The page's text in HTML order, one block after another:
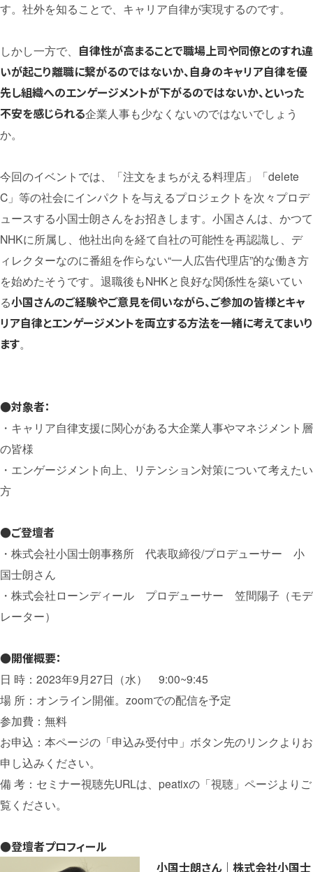
す。社外を知ることで、キャリア自律が実現するのです。
しかし一方で、 自律性が高まることで職場上司や同僚とのすれ違
いが起こり離職に繋がるのではないか、自身のキャリア自律を優
先し組織へのエンゲージメントが下がるのではないか、といった
不安を感じられる企業人事も少なくないのではないでしょう
か。
今回のイベントでは、「注文をまちがえる料理店」「delete
C」等の社会にインパクトを与えるプロジェクトを次々プロデ
ュースする小国士朗さんをお招きします。小国さんは、かつて
NHKに所属し、他社出向を経て自社の可能性を再認識し、デ
ィレクターなのに番組を作らない“一人広告代理店”的な働き方
を始めたそうです。退職後もNHKと良好な関係性を築いてい
る小国さんのご経験やご意見を伺いながら、ご参加の皆様とキャ
リア自律とエンゲージメントを両立する方法を一緒に考えてまいり
ます。
●対象者：
・キャリア自律支援に関心がある大企業人事やマネジメント層
の皆様
・エンゲージメント向上、リテンション対策について考えたい
方
●ご登壇者
・株式会社小国士朗事務所 代表取締役/プロデューサー 小
国士朗さん
・株式会社ローンディール プロデューサー 笠間陽子（モデ
レーター）
●開催概要：
日 時：2023年9月27日（水） 9:00~9:45
場 所：オンライン開催。zoomでの配信を予定
参加費：無料
お申込：本ページの「申込み受付中」ボタン先のリンクよりお
申し込みください。
備 考：セミナー視聴先URLは、peatixの「視聴」ページよりご
覧ください。
●登壇者プロフィール
小国士朗さん｜株式会社小国士